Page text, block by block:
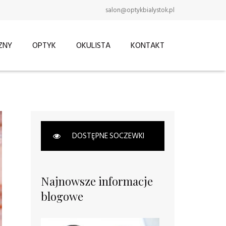
salon@optykbialystok.pl
OPTYK OKULISTA KONTAKT
DOSTĘPNE SOCZEWKI
Najnowsze informacje
blogowe